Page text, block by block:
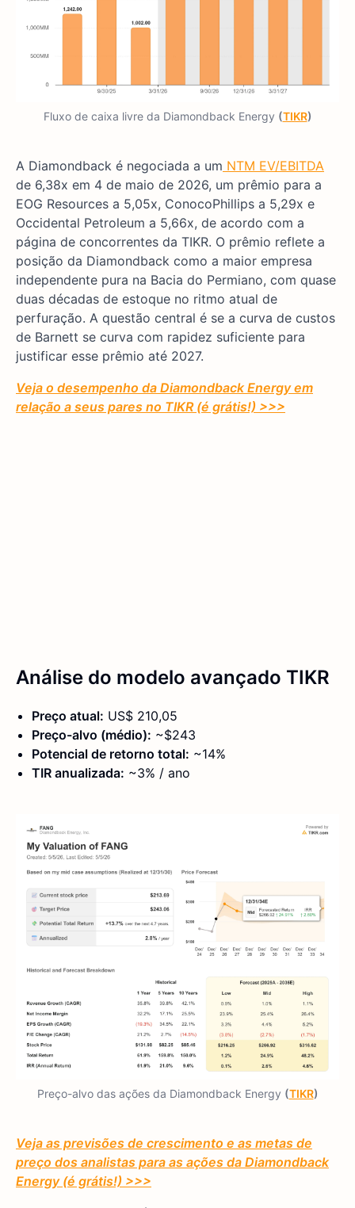
Fluxo de caixa livre da Diamondback Energy (TIKR)
A Diamondback é negociada a um NTM EV/EBITDA
de 6,38x em 4 de maio de 2026, um prêmio para a
EOG Resources a 5,05x, ConocoPhillips a 5,29x e
Occidental Petroleum a 5,66x, de acordo com a
página de concorrentes da TIKR. O prêmio reflete a
posição da Diamondback como a maior empresa
independente pura na Bacia do Permiano, com quase
duas décadas de estoque no ritmo atual de
perfuração. A questão central é se a curva de custos
de Barnett se curva com rapidez suficiente para
justificar esse prêmio até 2027.
Veja o desempenho da Diamondback Energy em
relação a seus pares no TIKR (é grátis!) >>>
Análise do modelo avançado TIKR
Preço atual: US$ 210,05
Preço-alvo (médio): ~$243
Potencial de retorno total: ~14%
TIR anualizada: ~3% / ano
Preço-alvo das ações da Diamondback Energy (TIKR)
Veja as previsões de crescimento e as metas de
preço dos analistas para as ações da Diamondback
Energy (é grátis!) >>>